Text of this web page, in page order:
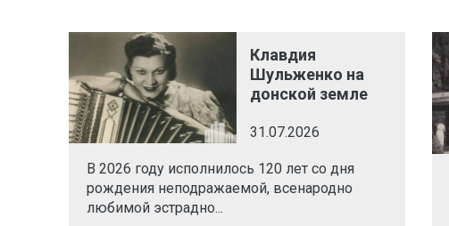
Клавдия
Шульженко на
донской земле
31.07.2026
В 2026 году исполнилось 120 лет со дня
рождения неподражаемой, всенародно
любимой эстрадно...